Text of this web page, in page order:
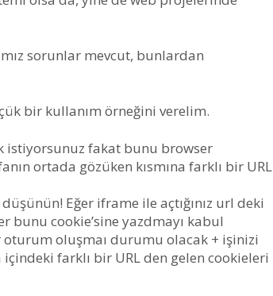
sorunlar mevcut, bunlardan
bir kullanım örneğini verelim.
istiyorsunuz fakat bunu browser
ortada gözüken kısmına farklı bir URL
Eğer iframe ile açtığınız url deki
bunu cookie’sine yazdmayı kabul
oluşmaı durumu olacak + işinizi
farklı bir URL den gelen cookieleri